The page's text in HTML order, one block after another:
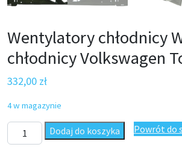
Wentylatory chłodnicy
chłodnicy Volkswagen
332,00 zł
4 w magazynie
ilość Wentylatory chłodnicy Volkswagen
Dodaj do koszyka Powrót do